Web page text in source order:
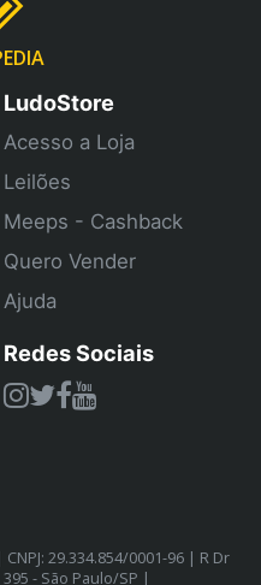
LudoStore
Acesso a Loja
Leilões
Meeps - Cashback
Quero Vender
Ajuda
Redes Sociais
CNPJ: 29.334.854/0001-96 | R Dr
- São Paulo/SP |